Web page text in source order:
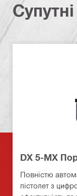
DX 5-MX
Повністю
пістолет з